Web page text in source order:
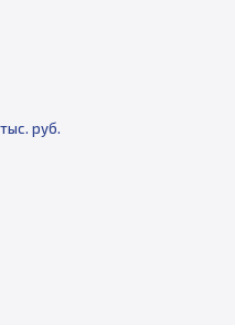
руб.